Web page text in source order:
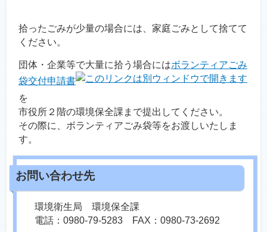
拾ったごみが少量の場合には、家庭ごみとして捨てて
ください。
団体・企業等で大量に拾う場合にはボランティアごみ
袋交付申請書
を
市役所２階の環境保全課まで提出してください。
その際に、ボランティアごみ袋等をお渡しいたしま
す。
環境衛生局 環境保全課
電話：0980-79-5283 FAX：0980-73-2692